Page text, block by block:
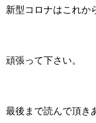
新型コロナはこれか
頑張って下さい。
最後まで読んで頂き